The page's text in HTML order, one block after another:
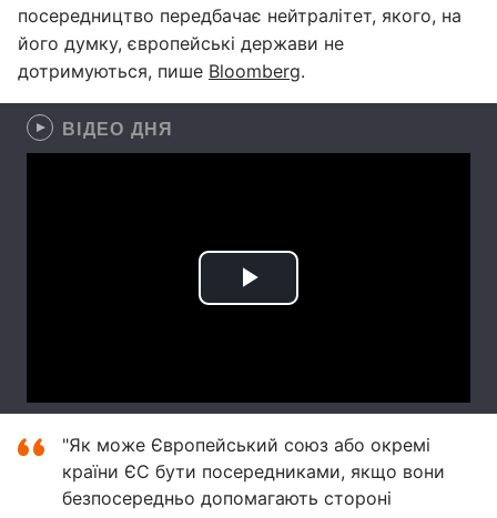
посередництво передбачає нейтралітет, якого, на
його думку, європейські держави не
дотримуються, пише Bloomberg.
ВІДЕО ДНЯ
"Як може Європейський союз або окремі
країни ЄС бути посередниками, якщо вони
безпосередньо допомагають стороні